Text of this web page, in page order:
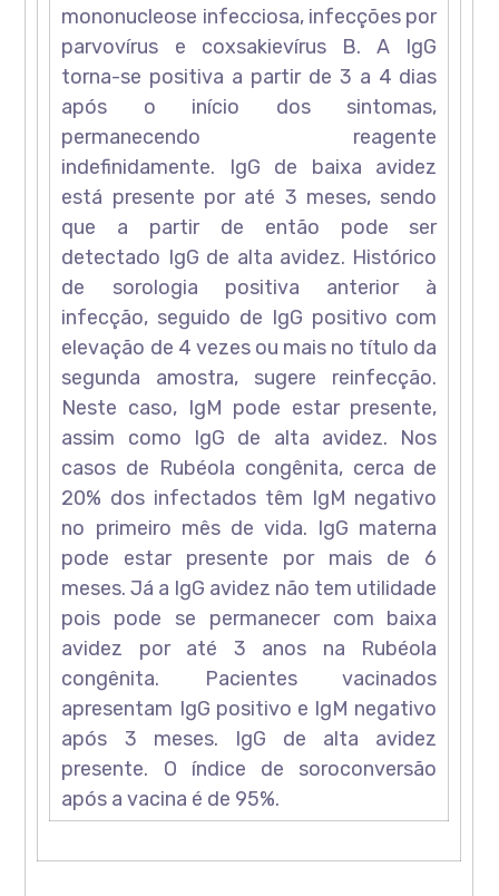
mononucleose infecciosa, infecções por
parvovírus e coxsakievírus B. A IgG
torna-se positiva a partir de 3 a 4 dias
após o início dos sintomas,
permanecendo reagente
indefinidamente. IgG de baixa avidez
está presente por até 3 meses, sendo
que a partir de então pode ser
detectado IgG de alta avidez. Histórico
de sorologia positiva anterior à
infecção, seguido de IgG positivo com
elevação de 4 vezes ou mais no título da
segunda amostra, sugere reinfecção.
Neste caso, IgM pode estar presente,
assim como IgG de alta avidez. Nos
casos de Rubéola congênita, cerca de
20% dos infectados têm IgM negativo
no primeiro mês de vida. IgG materna
pode estar presente por mais de 6
meses. Já a IgG avidez não tem utilidade
pois pode se permanecer com baixa
avidez por até 3 anos na Rubéola
congênita. Pacientes vacinados
apresentam IgG positivo e IgM negativo
após 3 meses. IgG de alta avidez
presente. O índice de soroconversão
após a vacina é de 95%.